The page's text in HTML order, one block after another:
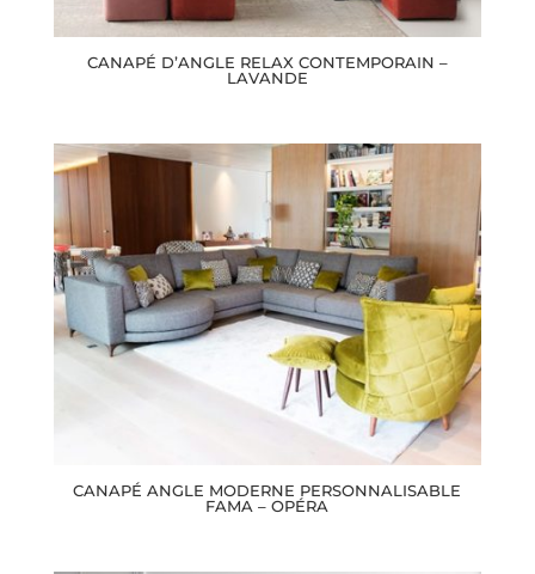
CANAPÉ D’ANGLE RELAX CONTEMPORAIN –
LAVANDE
CANAPÉ ANGLE MODERNE PERSONNALISABLE
FAMA – OPÉRA